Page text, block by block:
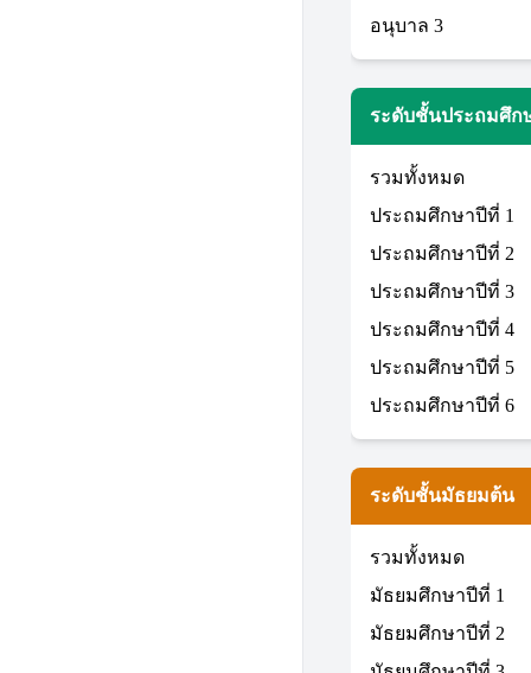
อนุบาล 3
ระดับชั้นประถมศึก
รวมทั้งหมด
ประถมศึกษาปีที่ 1
ประถมศึกษาปีที่ 2
ประถมศึกษาปีที่ 3
ประถมศึกษาปีที่ 4
ประถมศึกษาปีที่ 5
ประถมศึกษาปีที่ 6
ระดับชั้นมัธยมต้น
รวมทั้งหมด
มัธยมศึกษาปีที่ 1
มัธยมศึกษาปีที่ 2